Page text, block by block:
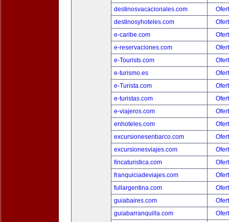
destinosvacacionales.com
destinosyhoteles.com
e-caribe.com
e-reservaciones.com
e-Tourists.com
e-turismo.es
e-Turista.com
e-turistas.com
e-viajeros.com
enhoteles.com
excursionesenbarco.com
excursionesviajes.com
fincaturistica.com
franquiciadeviajes.com
fullargentina.com
guiabaires.com
guiabarranquilla.com